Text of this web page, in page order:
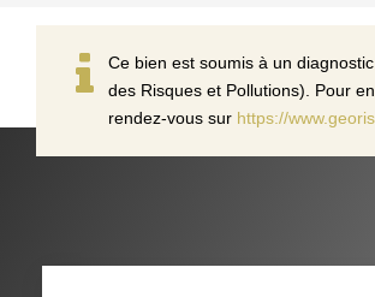
Ce bien est soumis à un
des Risques et Pollutions). Pour
rendez-vous sur https://